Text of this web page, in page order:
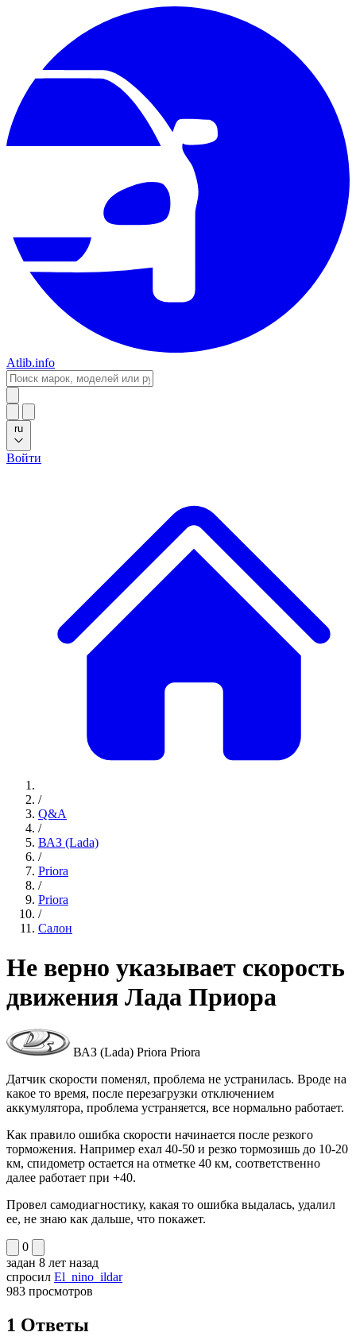
Atlib.info
ru
Войти
/
Q&A
/
ВАЗ (Lada)
/
Priora
/
Priora
/
Салон
Не верно указывает скорость
движения Лада Приора
ВАЗ (Lada) Priora Priora
Датчик скорости поменял, проблема не устранилась. Вроде на
какое то время, после перезагрузки отключением
аккумулятора, проблема устраняется, все нормально работает.
Как правило ошибка скорости начинается после резкого
торможения. Например ехал 40-50 и резко тормозишь до 10-20
км, спидометр остается на отметке 40 км, соответственно
далее работает при +40.
Провел самодиагностику, какая то ошибка выдалась, удалил
ее, не знаю как дальше, что покажет.
0
задан 8 лет назад
спросил El_nino_ildar
983 просмотров
1 Ответы